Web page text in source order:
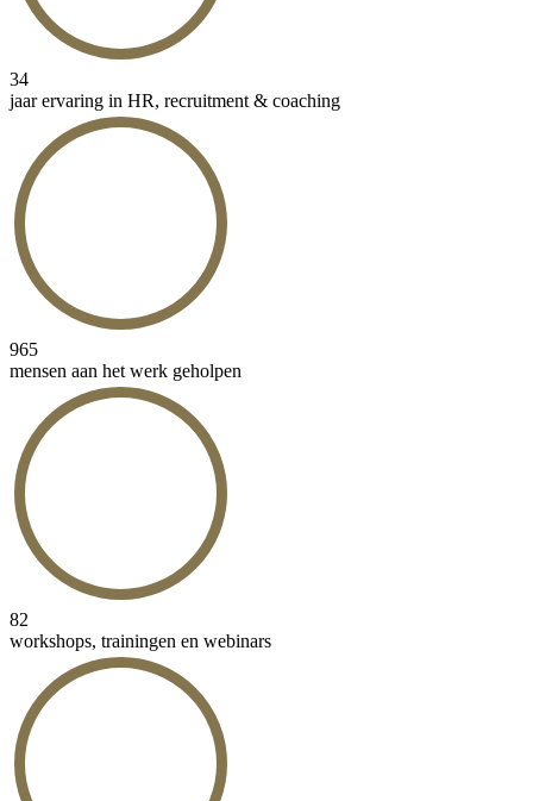
34
jaar ervaring in HR, recruitment & coaching
965
mensen aan het werk geholpen
82
workshops, trainingen en webinars